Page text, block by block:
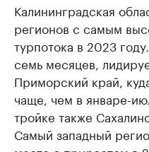
Калининградская
регионов с самым
турпотока в 2023
семь месяцев,
Приморский край,
чаще, чем в январе-
тройке также
Самый западный